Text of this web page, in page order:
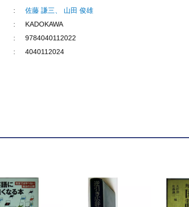
佐藤 謙三、 山田 俊雄
KADOKAWA
9784040112022
4040112024